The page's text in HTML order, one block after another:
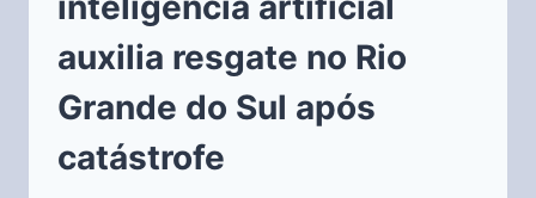
auxilia resgate no Rio
Grande do Sul após
catástrofe